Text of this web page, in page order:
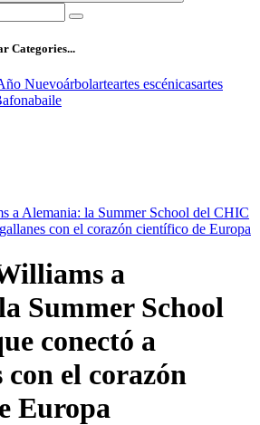
Categories...
Nuevoárbolarteartes escénicasartes
baile
a Alemania: la Summer School del CHIC
con el corazón científico de Europa
a
Summer School
conectó a
el corazón
Europa